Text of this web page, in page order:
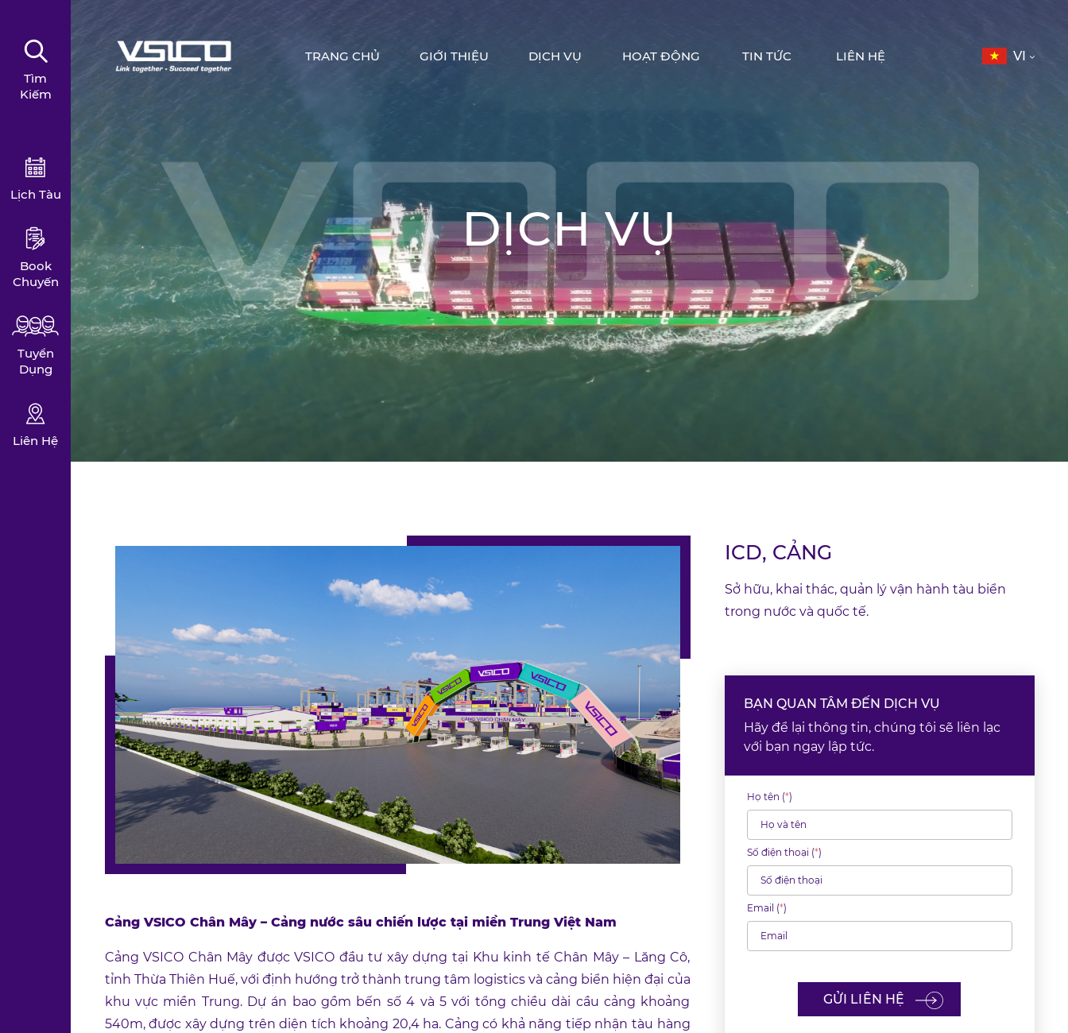
TRANG CHỦ GIỚI THIỆU DỊCH VỤ HOẠT ĐỘNG TIN TỨC LIÊN HỆ
VI
Tìm
Kiếm
Lịch Tàu
Book
Chuyến
Tuyển
Dụng
Liên Hệ
DỊCH VỤ
Cảng VSICO Chân Mây – Cảng nước sâu chiến lược tại miền Trung Việt Nam
Cảng VSICO Chân Mây được VSICO đầu tư xây dựng tại Khu kinh tế Chân Mây – Lăng Cô,
tỉnh Thừa Thiên Huế, với định hướng trở thành trung tâm logistics và cảng biển hiện đại của
khu vực miền Trung. Dự án bao gồm bến số 4 và 5 với tổng chiều dài cầu cảng khoảng
540m, được xây dựng trên diện tích khoảng 20,4 ha. Cảng có khả năng tiếp nhận tàu hàng
ICD, CẢNG
Sở hữu, khai thác, quản lý vận hành tàu biển
trong nước và quốc tế.
BẠN QUAN TÂM ĐẾN DỊCH VỤ
Hãy để lại thông tin, chúng tôi sẽ liên lạc
với bạn ngay lập tức.
Họ tên (*)
Số điện thoại (*)
Email (*)
GỬI LIÊN HỆ